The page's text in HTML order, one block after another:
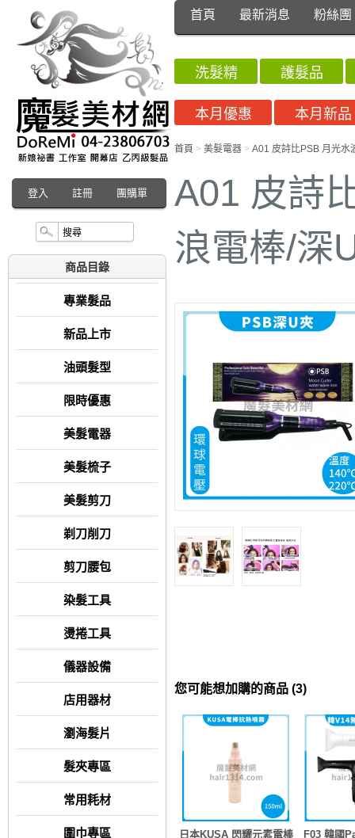
登入 註冊 團購單
首頁 最新消息 粉絲團
商品目錄
專業髮品
新品上市
油頭髮型
限時優惠
美髮電器
美髮梳子
美髮剪刀
剃刀削刀
剪刀腰包
染髮工具
燙捲工具
儀器設備
店用器材
瀏海髮片
髮夾專區
常用耗材
圍巾專區
洗髮精
護髮品
本月優惠
本月新品
首頁 > 美髮電器 > A01 皮詩比PSB 月光水
A01 皮詩
浪電棒/深
您可能想加購的商品 (3)
日本KUSA 閃耀元素電棒
F03 韓國